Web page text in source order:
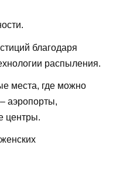
благодаря
распыления.
места, где можно
аэропорты,
центры.